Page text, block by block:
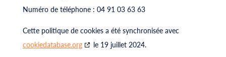
Numéro de téléphone : 04 91 03 63 63
Cette politique de cookies a été synchronisée avec
cookiedatabase.org
le 19 juillet 2024.